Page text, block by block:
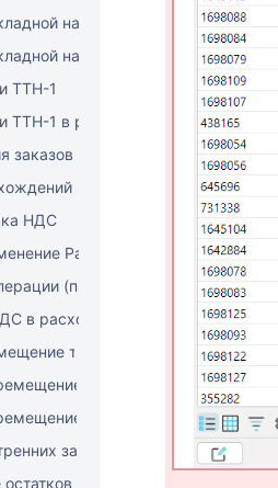
на основе заказа
на основе документа ТСД
ТТН-1
ТТН-1 в розничных ценах
заказов на продажу
при отгрузке товара
НДС
Расчетной ставки НДС
(продажа)
в расходных документах
товаров
через документ
через накладные (РБ)
заказов
склада по заказам